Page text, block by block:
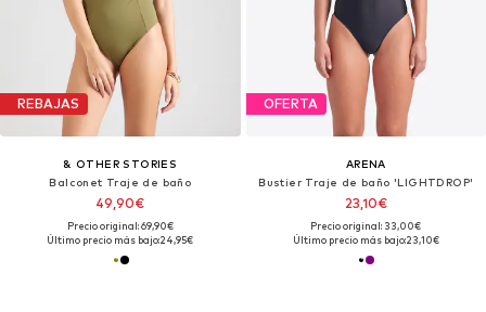
REBAJAS
& OTHER STORIES
Balconet Traje de baño
49,90€
Precio original: 69,90€
Último precio más bajo:24,95€
OFERTA
ARENA
Bustier Traje de baño 'LIGHTDROP'
23,10€
Precio original: 33,00€
Último precio más bajo:23,10€